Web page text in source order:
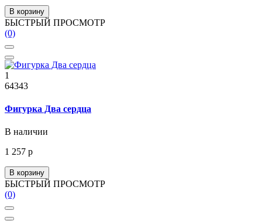
В корзину
БЫСТРЫЙ ПРОСМОТР
(0)
1
64343
Фигурка Два сердца
В наличии
1 257 р
В корзину
БЫСТРЫЙ ПРОСМОТР
(0)